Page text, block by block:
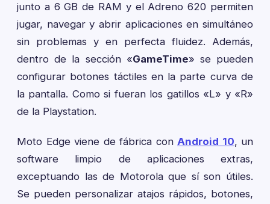
junto a 6 GB de RAM y el Adreno 620 permiten
jugar, navegar y abrir aplicaciones en simultáneo
sin problemas y en perfecta fluidez. Además,
dentro de la sección «GameTime» se pueden
configurar botones táctiles en la parte curva de
la pantalla. Como si fueran los gatillos «L» y «R»
de la Playstation.
Moto Edge viene de fábrica con Android 10, un
software limpio de aplicaciones extras,
exceptuando las de Motorola que sí son útiles.
Se pueden personalizar atajos rápidos, botones,